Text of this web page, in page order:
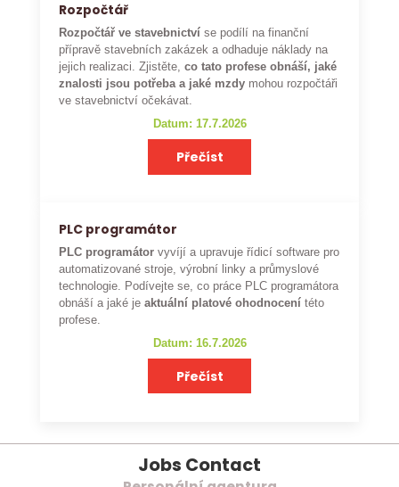
Rozpočtář
Rozpočtář ve stavebnictví se podílí na finanční
přípravě stavebních zakázek a odhaduje náklady na
jejich realizaci. Zjistěte,co tato profese obnáší, jaké
znalosti jsou potřeba a jaké mzdy mohou rozpočtáři
ve stavebnictví očekávat.
Datum: 17.7.2026
Přečíst
PLC programátor
PLC programátor vyvíjí a upravuje řídicí software pro
automatizované stroje, výrobní linky a průmyslové
technologie. Podívejte se, co práce PLC programátora
obnáší a jaké je aktuální platové ohodnocení této
profese.
Datum: 16.7.2026
Přečíst
Jobs Contact